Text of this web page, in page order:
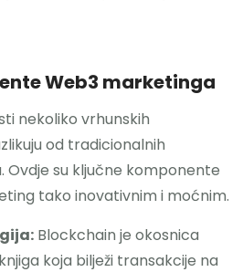
Web3 marketinga
nekoliko vrhunskih
od tradicionalnih
su ključne komponente
tako inovativnim i moćnim.
Blockchain je okosnica
koja bilježi transakcije na